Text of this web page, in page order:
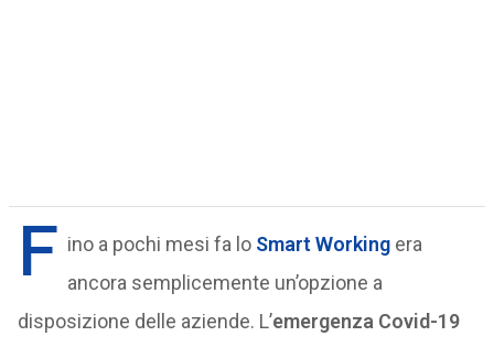
F ino a pochi mesi fa lo Smart Workingera
ancora semplicemente un’opzione a
disposizione delle aziende. L’emergenza Covid-19